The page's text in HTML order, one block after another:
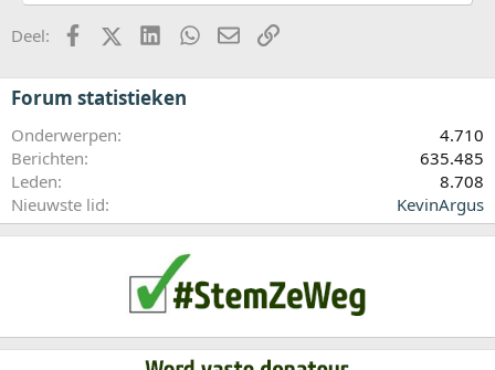
Deel: FacebookX (Twitter)LinkedInWhatsApp
E-mailkoppeling
Forum statistieken
Onderwerpen
4.710
Berichten
635.485
Leden
8.708
Nieuwste lid
KevinArgus